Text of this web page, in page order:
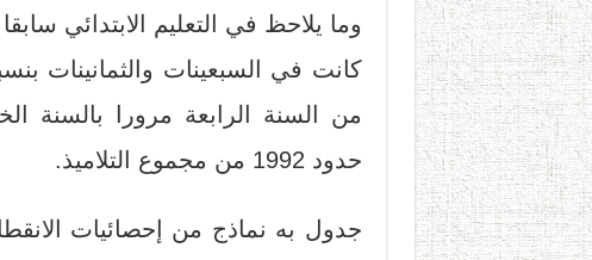
وما يلاحظ في التعليم الابتدائي
من السنة الرابعة مرورا بالسنة
حدود 1992 من مجموع التلاميذ.
جدول به نماذج من إحصائيات